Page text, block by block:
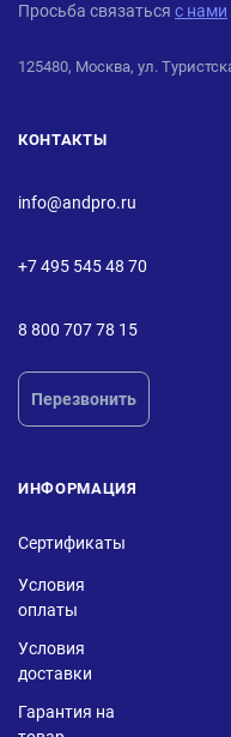
Просьба связаться с нами
125480, Москва, ул.
КОНТАКТЫ
info@andpro.ru
+7 495 545 48 70
8 800 707 78 15
Перезвонить
ИНФОРМАЦИЯ
Сертификаты
Условия
оплаты
Условия
доставки
Гарантия на